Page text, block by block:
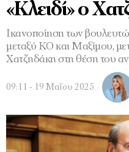
«Κλειδί» ο
Ικανοποίηση των
μεταξύ ΚΟ και Μαξίμου,
Χατζηδάκη στη θέση του
09:11 - 19 Μαΐου 2025